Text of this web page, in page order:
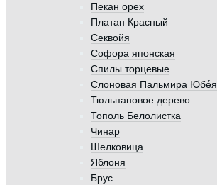
Пекан орех
Платан Красный
Секвойя
Софора японская
Спилы торцевые
Слоновая Пальмира Юбе́я
Тюльпановое дерево
Тополь Белолистка
Чинар
Шелковица
Яблоня
Брус